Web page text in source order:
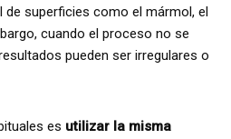
superficies como el mármol, el
cuando el proceso no se
pueden ser irregulares o
es utilizar la misma